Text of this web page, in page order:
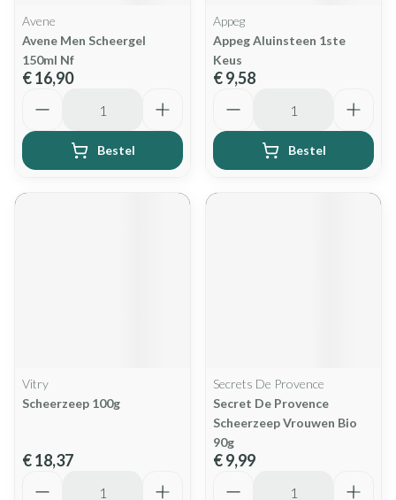
Avene
Avene Men Scheergel
150ml Nf
€ 16,90
Bestel
Appeg
Appeg Aluinsteen 1ste
Keus
€ 9,58
Bestel
Vitry
Scheerzeep 100g
€ 18,37
Secrets De Provence
Secret De Provence
Scheerzeep Vrouwen Bio
90g
€ 9,99